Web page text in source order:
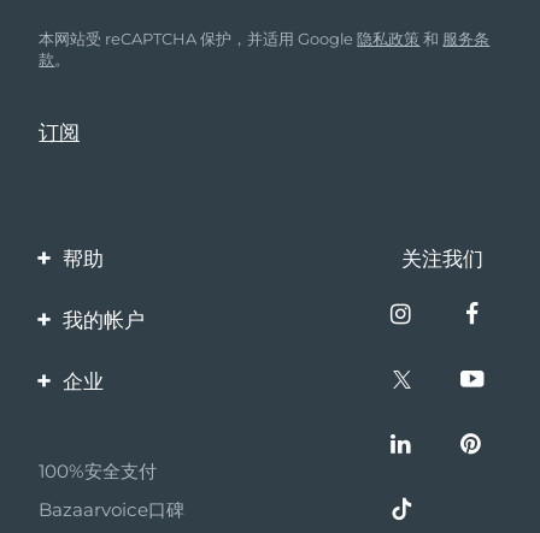
本网站受 reCAPTCHA 保护，并适用 Google隐私政策 和 服务条
款。
帮助
联系我们
关注我们
我的帐户
产品注册
企业
伙伴计划
联盟新闻
100%安全支付
Bazaarvoice口碑